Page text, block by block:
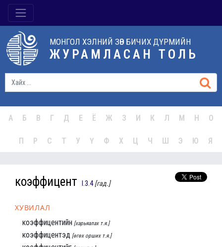
МОНГОЛ ХЭЛНИЙ ЗӨВ БИЧИХ ДҮРМИЙН
ЖУРАМЛАСАН ТОЛЬ
А Б В Г Д Е Ё Ж З И К Л М Н О
П Р С Т У Ү Ф Х Ц Ч Ш Э Ю Я
коэффицент I.3.4 [гад.]
ХУВИЛАЛ
коэффицентийн [харьяалах т.я.]
коэффицентэд [өгөх орших т.я.]